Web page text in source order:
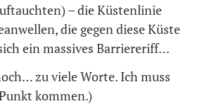
– die Küstenlinie
die gegen diese Küste
ein massives Barriereriff…
zu viele Worte. Ich muss
kommen.)